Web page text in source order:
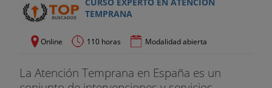
TEMPRANA
Online 110 horas Modalidad abierta
La Atención Temprana en España es un